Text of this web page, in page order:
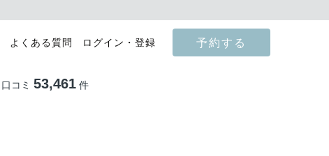
よくある質問 ログイン・登録 予約する
口コミ 53,461件